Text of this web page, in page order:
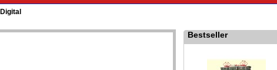
Digital
Bestseller